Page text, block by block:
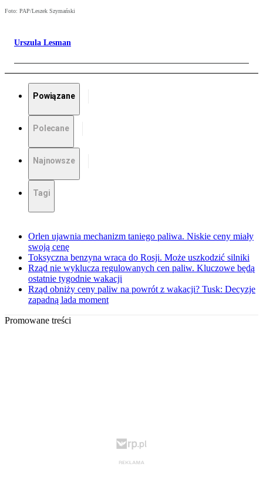
Foto: PAP/Leszek Szymański
Urszula Lesman
Powiązane
Polecane
Najnowsze
Tagi
Orlen ujawnia mechanizm taniego paliwa. Niskie ceny miały
swoją cenę
Toksyczna benzyna wraca do Rosji. Może uszkodzić silniki
Rząd nie wyklucza regulowanych cen paliw. Kluczowe będą
ostatnie tygodnie wakacji
Rząd obniży ceny paliw na powrót z wakacji? Tusk: Decyzje
zapadną lada moment
Promowane treści